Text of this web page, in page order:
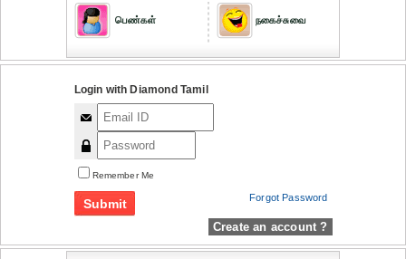
பெண்கள் நகைச்சுவை
Login with Diamond Tamil
Remember Me
Forgot Password
Create an account ?